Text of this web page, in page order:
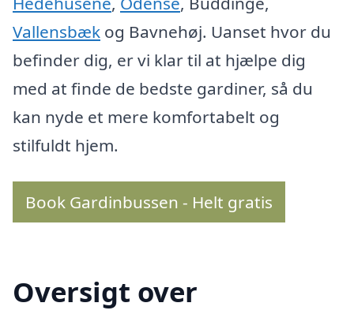
Vallensbæk og Bavnehøj. Uanset hvor du
befinder dig, er vi klar til at hjælpe dig
med at finde de bedste gardiner, så du
kan nyde et mere komfortabelt og
stilfuldt hjem.
Book Gardinbussen - Helt gratis
Oversigt over